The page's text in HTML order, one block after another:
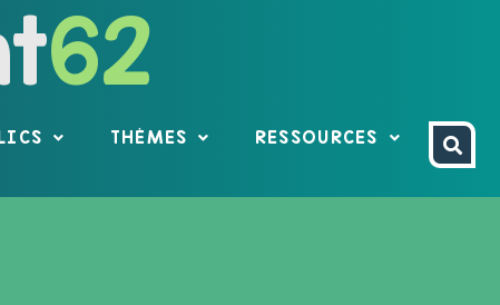
62
THÈMES RESSOURCES